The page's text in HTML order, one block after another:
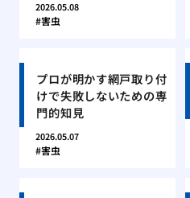
2026.05.08
害虫
プロが明かす網戸取り付
けで失敗しないための専
門的知見
2026.05.07
害虫